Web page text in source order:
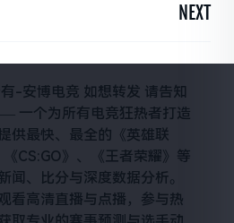
NEXT
-安博电竞 如想转发 请告知
一个为所有电竞狂热者打造
供最快、最全的《英雄联
CS:GO》、《王者荣耀》等
闻、比分与深度数据分析。
看高清直播与点播，参与热